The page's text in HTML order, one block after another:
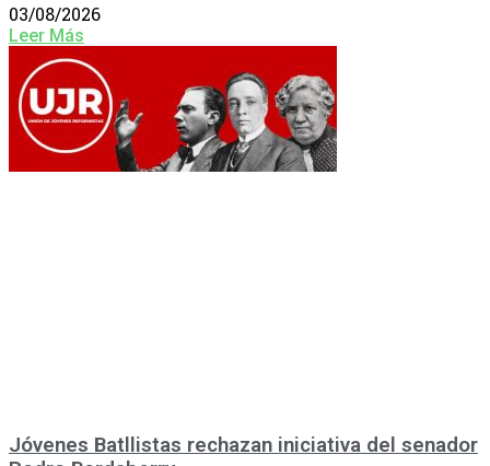
03/08/2026
Leer Más
Jóvenes Batllistas rechazan iniciativa del senador